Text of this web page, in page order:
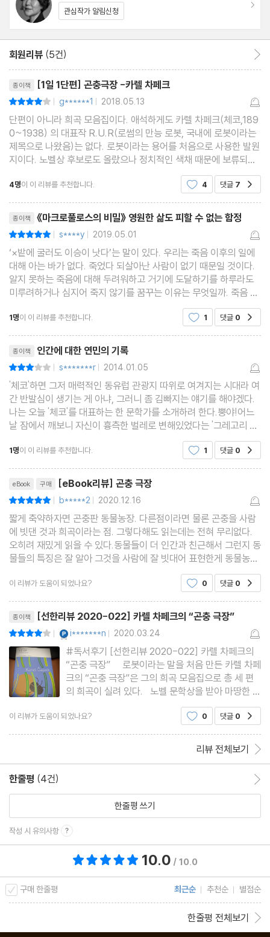
관심작가 알림신청
회원리뷰 (5건)
종이책 [1일 1단편] 곤충극장 -카렐 차페크
| g******1 | 2018.05.13
단편이 아니라 희곡 모음집이다. 애석하게도 카렐 차페크(체코,189
0~1938) 의 대표작 R.U.R(로썸의 만능 로봇, 국내에 로봇이라는
제목으로 나왔음)는 없다. 로봇이라는 용어를 처음으로 사용한 발원
지이다. 노벨상 후보로도 올랐으나 정치적인 색채 때문에 보류되었
고 정치적 색채가 없는 두루뭉실한 단 한 건의 글을 쓰면 그 책을 지
명하여 노벨상을 주겠다고 스웨덴 한림원이 제안했는
4명이 이 리뷰를 추천합니다. 4 댓글 7
종이책 《마크로풀로스의 비밀》 영원한 삶도 피할 수 없는 함정
| s****y | 2019.05.01
‘×밭에 굴러도 이승이 낫다’는 말이 있다. 우리는 죽음 이후의 일에
대해 아는 바가 없다. 죽었다 되살아난 사람이 없기 때문일 것이다.
알지 못하는 죽음에 대해 두려워하고 거기에 도달하기를 하루라도
미루려하거나 심지어 죽지 않기를 꿈꾸는 이유는 무엇일까. 죽음 그
뒤의 세계를 모르는 우리의 두려움일까. 아니면 죽음 자체에 이르는
과정의 고난에 대한 두려움일까. 카렐 차
1명이 이 리뷰를 추천합니다. 1 댓글 0
종이책 인간에 대한 연민의 기록
| s*******r | 2014.01.05
'체코'하면 그저 매력적인 동유럽 관광지 따위로 여겨지는 시대라 여
간 반발심이 생기는 게 아냐, 그러니 좀 김빠지는 얘기를 해야겠다.
나는 오늘 '체코'를 대표하는 한 문학가를 소개하려 한다.뿡야!어느
날 잠에서 깨보니 자신이 흉측한 벌레로 변해있었다는 '그레고리 잠
자'의 이야기를 기억할 것이다. 모른다고? 그렇다면 프란츠 카프카
의 ＜변신＞은 들어봤겠지. 이 소설의 주인공이
1명이 이 리뷰를 추천합니다. 1 댓글 0
eBook 구매 [eBook리뷰] 곤충 극장
| b*****2 | 2020.12.16
짧게 축약하자면 곤충판 동물농장. 다른점이라면 물론 곤충을 사람
에 빗댄 것과 희곡이라는 점. 그렇다해도 읽는데는 전혀 무리없다.
오히려 재밌게 읽을 수 있다.동물들이 더 인간과 친근해서 그런지 동
물들의 특징은 잘 알아 그것을 사람에 잘 빗대어 표현한게 동물농장
이라면 사실 곤충은.....개미?정도는 특징을 설명할 수 있지만 다른
동물들은 어떻게 인간과 빗대어 표현되게 될까
이 리뷰가 도움이 되었나요? 0 댓글 0
종이책 [선한리뷰 2020-022] 카렐 차페크의 “곤충 극장”
| i*******n | 2020.03.24
#독서후기 [선한리뷰 2020-022] 카렐 차페크의
“곤충 극장” 로봇이라는 말을 처음 만든 카렐 차페
크의 “곤충 극장”은 그의 희곡 모음집으로 총 세 편
의 희곡이 실려 있다. 노벨 문학상을 받아 마땅한 작
가 카렐 차페크는 기자, 소설가, 극작가, 번역가, 수필
가, 삽화가, 철학자, 동화작가, 전기 작가를 지냈다.
이 리뷰가 도움이 되었나요? 0 댓글 0
리뷰 전체보기
한줄평 (4건)
한줄평 쓰기
작성 시 유의사항
10.0 / 10.0
구매 한줄평 최근순 추천순 별점순
한줄평 전체보기